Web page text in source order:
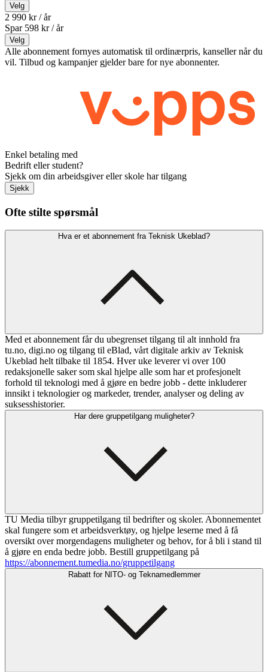
Velg
2 990 kr / år
Spar 598 kr /år
Velg
Alle abonnement fornyes automatisk til ordinærpris, kanseller når du
vil. Tilbud og kampanjer gjelder bare for nye abonnenter.
Enkel betaling med
Bedrift eller student?
Sjekk om din arbeidsgiver eller skole har tilgang
Sjekk
Ofte stilte spørsmål
Hva er et abonnement fra Teknisk Ukeblad?
Med et abonnement får du ubegrenset tilgang til alt innhold fra
tu.no, digi.no og tilgang til eBlad, vårt digitale arkiv av Teknisk
Ukeblad helt tilbake til 1854. Hver uke leverer vi over 100
redaksjonelle saker som skal hjelpe alle som har et profesjonelt
forhold til teknologi med å gjøre en bedre jobb - dette inkluderer
innsikt i teknologier og markeder, trender, analyser og deling av
suksesshistorier.
Har dere gruppetilgang muligheter?
TU Media tilbyr gruppetilgang til bedrifter og skoler. Abonnementet
skal fungere som et arbeidsverktøy, og hjelpe leserne med å få
oversikt over morgendagens muligheter og behov, for å bli i stand til
å gjøre en enda bedre jobb. Bestill gruppetilgang på
https://abonnement.tumedia.no/gruppetilgang
Rabatt for NITO- og Teknamedlemmer